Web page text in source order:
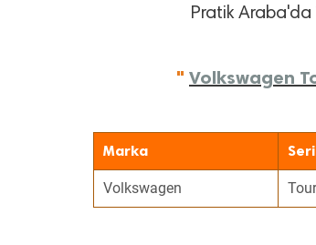
Pratik Araba'da
" Volkswagen
Marka Seri
Volkswagen